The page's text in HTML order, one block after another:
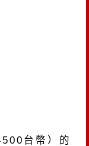
台幣）的